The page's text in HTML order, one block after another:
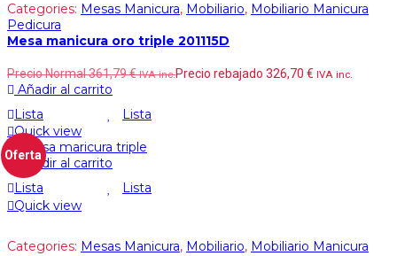
Categories: Mesas Manicura, Mobiliario, Mobiliario Manicura
Pedicura
Mesa manicura oro triple 201115D
Precio Normal361,79€ IVA inc.Precio rebajado 326,70 € IVA inc.
Añadir al carrito
Lista
Lista
Quick view
Oferta
Añadir al carrito
Lista
Lista
Quick view
Categories: Mesas Manicura, Mobiliario, Mobiliario Manicura